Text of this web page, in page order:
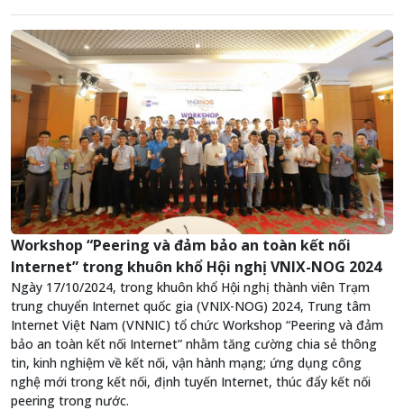
Workshop “Peering và đảm bảo an toàn kết nối
Internet” trong khuôn khổ Hội nghị VNIX-NOG 2024
Ngày 17/10/2024, trong khuôn khổ Hội nghị thành viên Trạm
trung chuyển Internet quốc gia (VNIX-NOG) 2024, Trung tâm
Internet Việt Nam (VNNIC) tổ chức Workshop “Peering và đảm
bảo an toàn kết nối Internet” nhằm tăng cường chia sẻ thông
tin, kinh nghiệm về kết nối, vận hành mạng; ứng dụng công
nghệ mới trong kết nối, định tuyến Internet, thúc đẩy kết nối
peering trong nước.